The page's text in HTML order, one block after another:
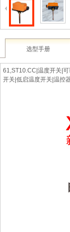
选型手册
61,ST10.CC|温度开关|
开关|低启温度开关|温控
产品详情介绍
产品详情‖生产‖
流量‖开关‖流量
生产‖制造‖加工‖
欢迎访问XIDE